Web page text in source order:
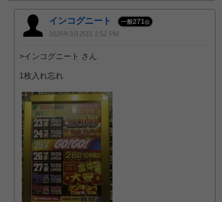
インコグニート 一般271位
2026年3月25日 2:52 PM
>インコグニート さん
1枚入れ忘れ